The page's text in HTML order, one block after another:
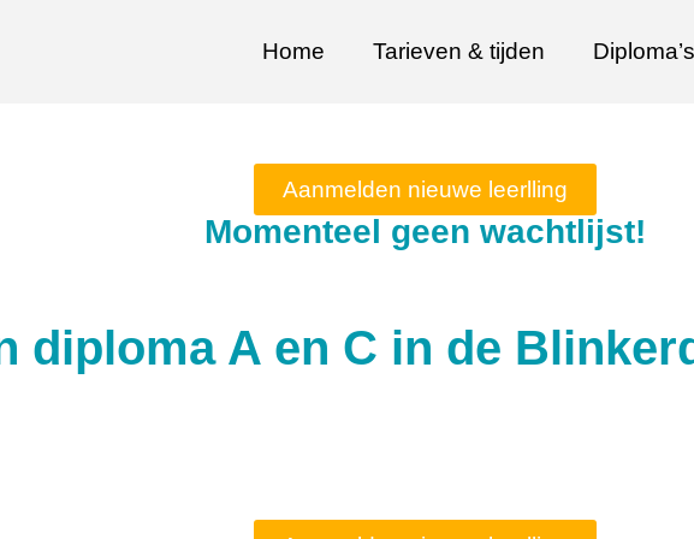
Home Tarieven & tijden Diploma’s
Aanmelden nieuwe leerlling
Momenteel geen wachtlijst!
diploma A en C in de